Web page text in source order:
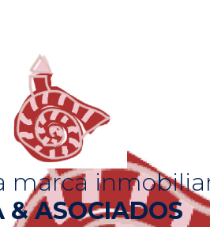
marca
& ASOCIADOS